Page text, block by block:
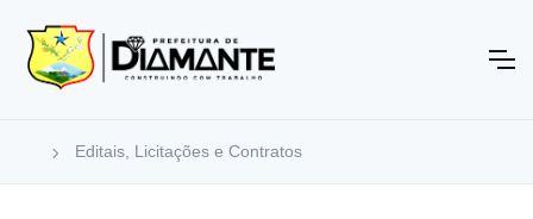
Editais, Licitações e Contratos